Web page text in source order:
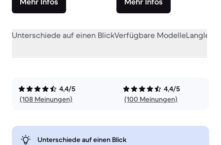
Unterschiede auf einen BlickVerfügbare Modelle
4,4/5
(108 Meinungen)
4,4/5
(100 Meinungen)
Unterschiede auf einen Blick